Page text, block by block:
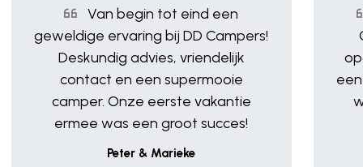
Leeslampjes
Merk Thule
Verduistering cabine
Van begin tot eind een
geweldige ervaring bij DD Campers!
Deskundig advies, vriendelijk
contact en een supermooie
camper. Onze eerste vakantie
ermee was een groot succes!
Peter & Marieke